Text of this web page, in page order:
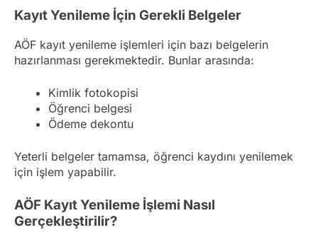
Kayıt Yenileme İçin Gerekli Belgeler
AÖF kayıt yenileme işlemleri için bazı belgelerin
hazırlanması gerekmektedir. Bunlar arasında:
Kimlik fotokopisi
Öğrenci belgesi
Ödeme dekontu
Yeterli belgeler tamamsa, öğrenci kaydını yenilemek
için işlem yapabilir.
AÖF Kayıt Yenileme İşlemi Nasıl
Gerçekleştirilir?